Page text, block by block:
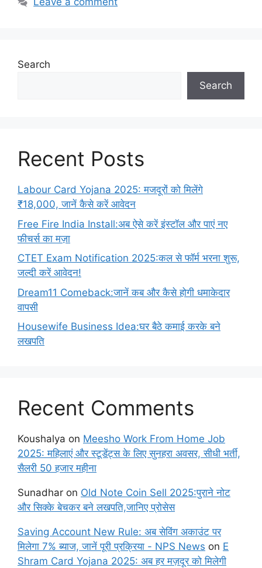
Search
Search
Recent Posts
Labour Card Yojana 2025: मजदूरों को मिलेंगे
₹18,000, जानें कैसे करें आवेदन
Free Fire India Install:अब ऐसे करें इंस्टॉल और पाएं नए
फीचर्स का मज़ा
CTET Exam Notification 2025:कल से फॉर्म भरना शुरू,
जल्दी करें आवेदन!
Dream11 Comeback:जानें कब और कैसे होगी धमाकेदार
वापसी
Housewife Business Idea:घर बैठे कमाई करके बने
लखपति
Recent Comments
Koushalya on Meesho Work From Home Job
2025: महिलाएं और स्टूडेंट्स के लिए सुनहरा अवसर, सीधी भर्ती,
सैलरी 50 हजार महीना
Sunadhar on Old Note Coin Sell 2025:पुराने नोट
और सिक्के बेचकर बने लखपति,जानिए प्रोसेस
Saving Account New Rule: अब सेविंग अकाउंट पर
मिलेगा 7% ब्याज, जानें पूरी प्रक्रिया - NPS News on E
Shram Card Yojana 2025: अब हर मज़दूर को मिलेगी